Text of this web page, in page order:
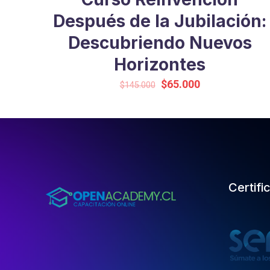
Después de la Jubilación:
Descubriendo Nuevos
Horizontes
$145.000
Original
$65.000Current